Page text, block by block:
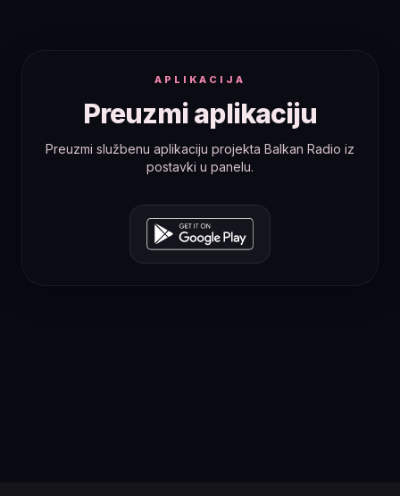
APLIKACIJA
Preuzmi aplikaciju
Preuzmi službenu aplikaciju projekta Balkan Radio iz
postavki u panelu.